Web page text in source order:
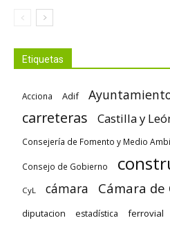
Etiquetas
Acciona Adif
carreteras
Castilla y
Consejería de Fomento y Medio
Consejo de Gobierno
CyL cámara Cámara
diputacion estadística ferrovial